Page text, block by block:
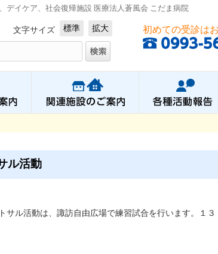
デイケア、社会復帰施設 医療法人蒼風会 こだま病院
文字サイズ 標準 拡大 初めての受診は
ル活動
サル活動は、諏訪自由広場で練習試合を行います。１３